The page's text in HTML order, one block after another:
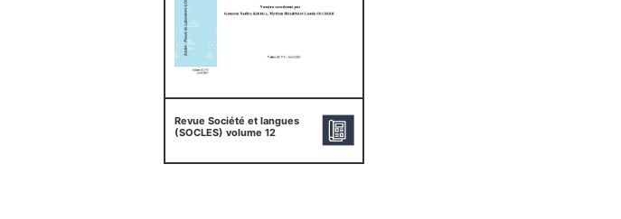
Revue Société et langues
(SOCLES) volume 12